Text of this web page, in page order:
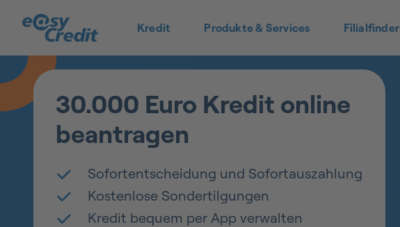
Kredit Produkte & Services Filialfinder
30.000 Euro Kredit online
beantragen
Sofortentscheidung und Sofortauszahlung
Kostenlose Sondertilgungen
Kredit bequem per App verwalten